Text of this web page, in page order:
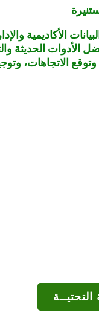
الأكاديمية
الحديثة
الاتجاهات،
التحتيــة